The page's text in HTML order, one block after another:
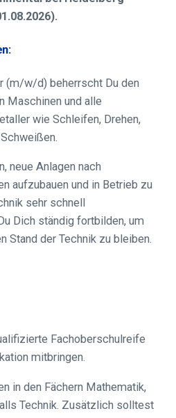
(m/w/d) beherrscht Du den
Maschinen und alle
wie Schleifen, Drehen,
neue Anlagen nach
aufzubauen und in Betrieb zu
sehr schnell
Dich ständig fortbilden, um
Stand der Technik zu bleiben.
Fachoberschulreife
mitbringen.
in den Fächern Mathematik,
Technik. Zusätzlich solltest